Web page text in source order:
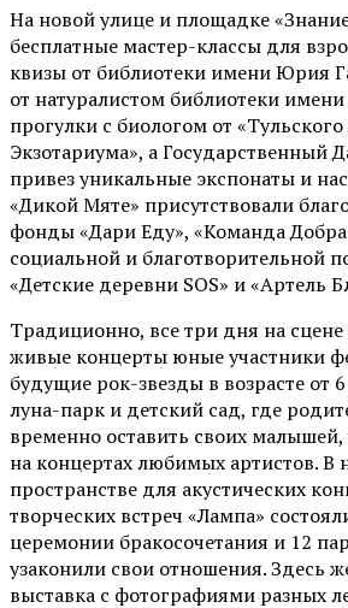
На новой улице и площадке
бесплатные мастер-классы для
квизы от библиотеки имени Юрия
от натуралистом библиотеки
прогулки с биологом от
Экзотариума», а Государственный
привез уникальные экспонаты и
«Дикой Мяте» присутствовали
фонды «Дари Еду», «Команда
социальной и благотворительной
«Детские деревни SOS» и «Артель
Традиционно, все три дня на сцене
живые концерты юные участники
будущие рок-звезды в возрасте от
луна-парк и детский сад, где
временно оставить своих малышей,
на концертах любимых артистов.
пространстве для акустических
творческих встреч «Лампа»
церемонии бракосочетания и 12
узаконили свои отношения. Здесь
выставка с фотографиями разных